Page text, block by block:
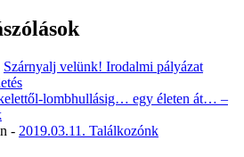
Szárnyalj velünk! Irodalmi pályázat
lombhullásig… egy életen át… –
- 2019.03.11. Találkozónk